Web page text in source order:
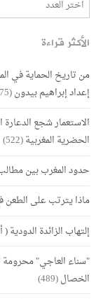
الأكثر قراءة
من تاريخ الحماية في
إعداد إبراهيم بيدون(675)
الاستعمار شجع
الحضرية المغربية(522)
حدود المغرب بين
ماذا يترتب على الطعن
إلتهاب الزائدة الدودية
"سناء العاجي" محرومة
الخصال(489)